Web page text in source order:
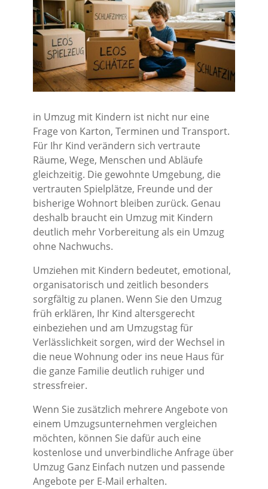
in Umzug mit Kindern ist nicht nur eine
Frage von Karton, Terminen und Transport.
Für Ihr Kind verändern sich vertraute
Räume, Wege, Menschen und Abläufe
gleichzeitig. Die gewohnte Umgebung, die
vertrauten Spielplätze, Freunde und der
bisherige Wohnort bleiben zurück. Genau
deshalb braucht ein Umzug mit Kindern
deutlich mehr Vorbereitung als ein Umzug
ohne Nachwuchs.
Umziehen mit Kindern bedeutet, emotional,
organisatorisch und zeitlich besonders
sorgfältig zu planen. Wenn Sie den Umzug
früh erklären, Ihr Kind altersgerecht
einbeziehen und am Umzugstag für
Verlässlichkeit sorgen, wird der Wechsel in
die neue Wohnung oder ins neue Haus für
die ganze Familie deutlich ruhiger und
stressfreier.
Wenn Sie zusätzlich mehrere Angebote von
einem Umzugsunternehmen vergleichen
möchten, können Sie dafür auch eine
kostenlose und unverbindliche Anfrage über
Umzug Ganz Einfach nutzen und passende
Angebote per E-Mail erhalten.